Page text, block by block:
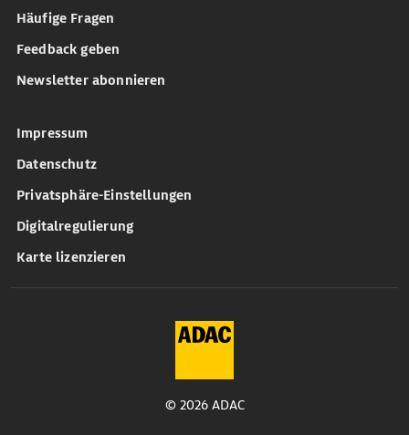
Häufige Fragen
Feedback geben
Newsletter abonnieren
Impressum
Datenschutz
Privatsphäre-Einstellungen
Digitalregulierung
Karte lizenzieren
© 2026 ADAC